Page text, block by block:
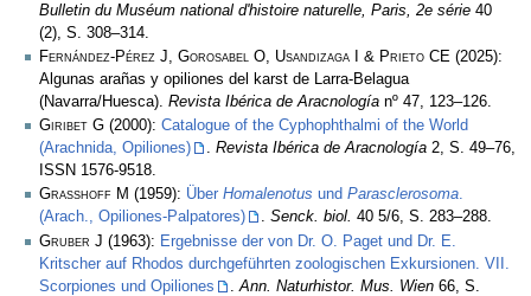
Bulletin du Muséum national d'histoire naturelle, Paris, 2e série 40
(2), S. 308–314.
Fernández-Pérez J, Gorosabel O, Usandizaga I & Prieto CE (2025):
Algunas arañas y opiliones del karst de Larra-Belagua
(Navarra/Huesca). Revista Ibérica de Aracnología nº 47, 123–126.
Giribet G (2000): Catalogue of the Cyphophthalmi of the World
(Arachnida, Opiliones)
. Revista Ibérica de Aracnología 2, S. 49–76,
ISSN 1576-9518.
Grasshoff M (1959): Über Homalenotus und Parasclerosoma.
(Arach., Opiliones-Palpatores)
. Senck. biol. 40 5/6, S. 283–288.
Gruber J (1963): Ergebnisse der von Dr. O. Paget und Dr. E.
Kritscher auf Rhodos durchgeführten zoologischen Exkursionen. VII.
Scorpiones und Opiliones
Ann. Naturhistor. Mus. Wien 66, S.